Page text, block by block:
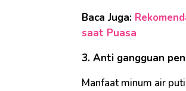
Baca Juga:
saat Puasa
3. Anti gangguan
Manfaat minum air